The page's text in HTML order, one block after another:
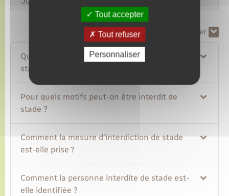
Tout replier Tout déplier
Qu'est-ce qu'une mesure d'interdiction de
stade ?
Pour quels motifs peut-on être interdit de
stade ?
Comment la mesure d'interdiction de stade
est-elle prise ?
Comment la personne interdite de stade est-
elle identifiée ?
Tout accepter
Tout refuser
Personnaliser